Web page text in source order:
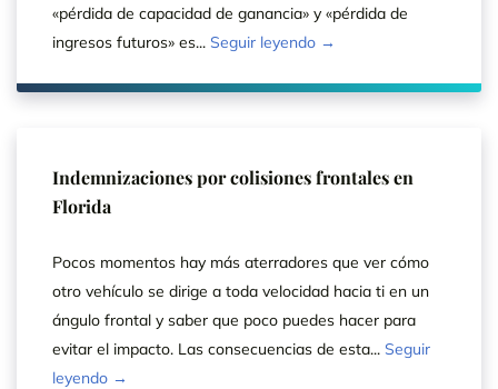
«pérdida de capacidad de ganancia» y «pérdida de
ingresos futuros» es... Seguir leyendo →
Indemnizaciones por colisiones frontales en
Florida
Pocos momentos hay más aterradores que ver cómo
otro vehículo se dirige a toda velocidad hacia ti en un
ángulo frontal y saber que poco puedes hacer para
evitar el impacto. Las consecuencias de esta... Seguir
leyendo →